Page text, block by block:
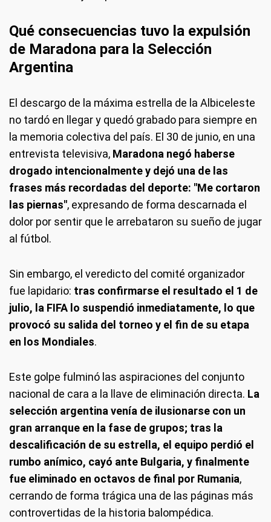
Qué consecuencias tuvo la expulsión
de Maradona para la Selección
Argentina
El descargo de la máxima estrella de la Albiceleste
no tardó en llegar y quedó grabado para siempre en
la memoria colectiva del país. El 30 de junio, en una
entrevista televisiva, Maradona negó haberse
drogado intencionalmente y dejó una de las
frases más recordadas del deporte: "Me cortaron
las piernas", expresando de forma descarnada el
dolor por sentir que le arrebataron su sueño de jugar
al fútbol.
Sin embargo, el veredicto del comité organizador
fue lapidario: tras confirmarse el resultado el 1 de
julio, la FIFA lo suspendió inmediatamente, lo que
provocó su salida del torneo y el fin de su etapa
en los Mondiales.
Este golpe fulminó las aspiraciones del conjunto
nacional de cara a la llave de eliminación directa. La
selección argentina venía de ilusionarse con un
gran arranque en la fase de grupos; tras la
descalificación de su estrella, el equipo perdió el
rumbo anímico, cayó ante Bulgaria, y finalmente
fue eliminado en octavos de final por Rumania,
cerrando de forma trágica una de las páginas más
controvertidas de la historia balompédica.